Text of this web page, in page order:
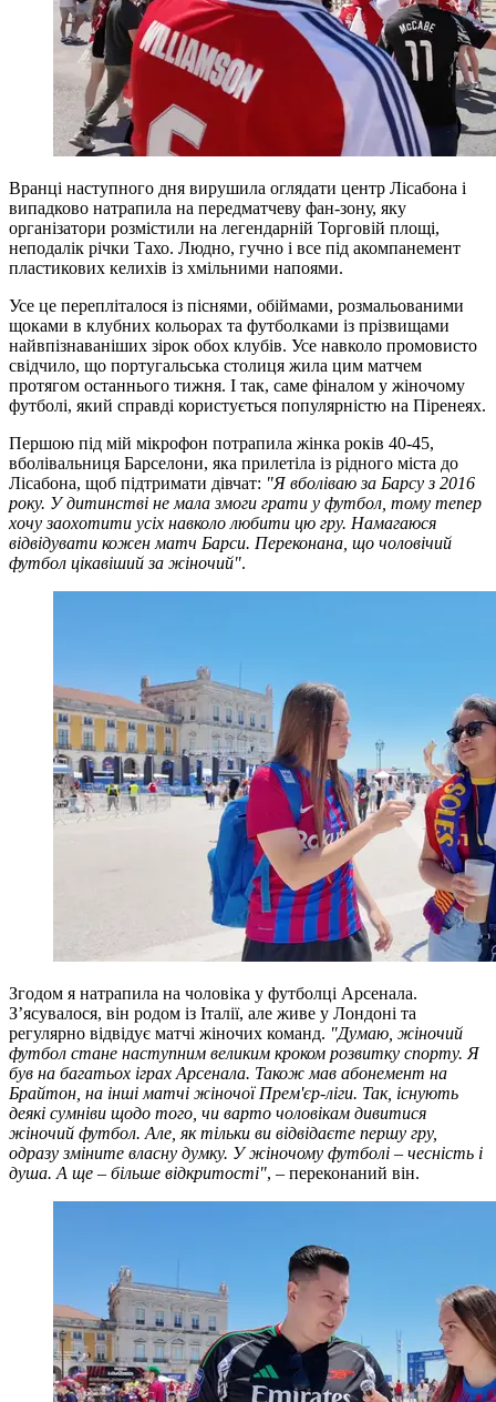
Вранці наступного дня вирушила оглядати центр Лісабона і
випадково натрапила на передматчеву фан-зону, яку
організатори розмістили на легендарній Торговій площі,
неподалік річки Тахо. Людно, гучно і все під акомпанемент
пластикових келихів із хмільними напоями.
Усе це перепліталося із піснями, обіймами, розмальованими
щоками в клубних кольорах та футболками із прізвищами
найвпізнаваніших зірок обох клубів. Усе навколо промовисто
свідчило, що португальська столиця жила цим матчем
протягом останнього тижня. І так, саме фіналом у жіночому
футболі, який справді користується популярністю на Піренеях.
Першою під мій мікрофон потрапила жінка років 40-45,
вболівальниця Барселони, яка прилетіла із рідного міста до
Лісабона, щоб підтримати дівчат: "Я вболіваю за Барсу з 2016
року. У дитинстві не мала змоги грати у футбол, тому тепер
хочу заохотити усіх навколо любити цю гру. Намагаюся
відвідувати кожен матч Барси. Переконана, що чоловічий
футбол цікавіший за жіночий".
Згодом я натрапила на чоловіка у футболці Арсенала.
З’ясувалося, він родом із Італії, але живе у Лондоні та
регулярно відвідує матчі жіночих команд. "Думаю, жіночий
футбол стане наступним великим кроком розвитку спорту. Я
був на багатьох іграх Арсенала. Також мав абонемент на
Брайтон, на інші матчі жіночої Прем'єр-ліги. Так, існують
деякі сумніви щодо того, чи варто чоловікам дивитися
жіночий футбол. Але, як тільки ви відвідаєте першу гру,
одразу зміните власну думку. У жіночому футболі – чесність і
душа. А ще – більше відкритості", – переконаний він.